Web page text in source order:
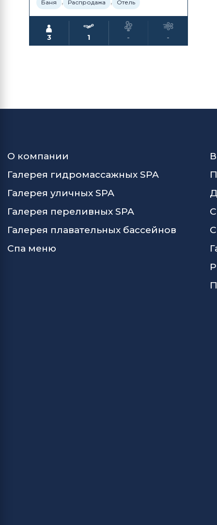
Баня Распродажа Отель
3 1 - -
О компании
Галерея гидромассажных SPA
Галерея уличных SPA
Галерея переливных SPA
Галерея плавательных бассейнов
Спа меню